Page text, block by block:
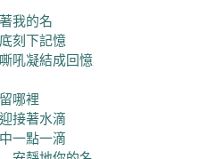
我的名
刻下記憶
吼凝結成回憶
哪裡
接著水滴
一點一滴